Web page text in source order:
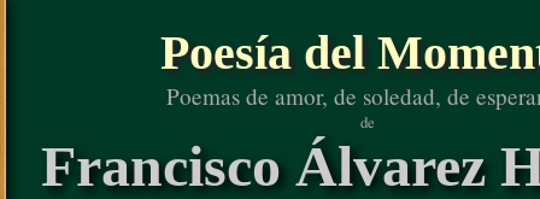
Poesía del
Poemas de amor, de soledad, de
de
Francisco Álvarez